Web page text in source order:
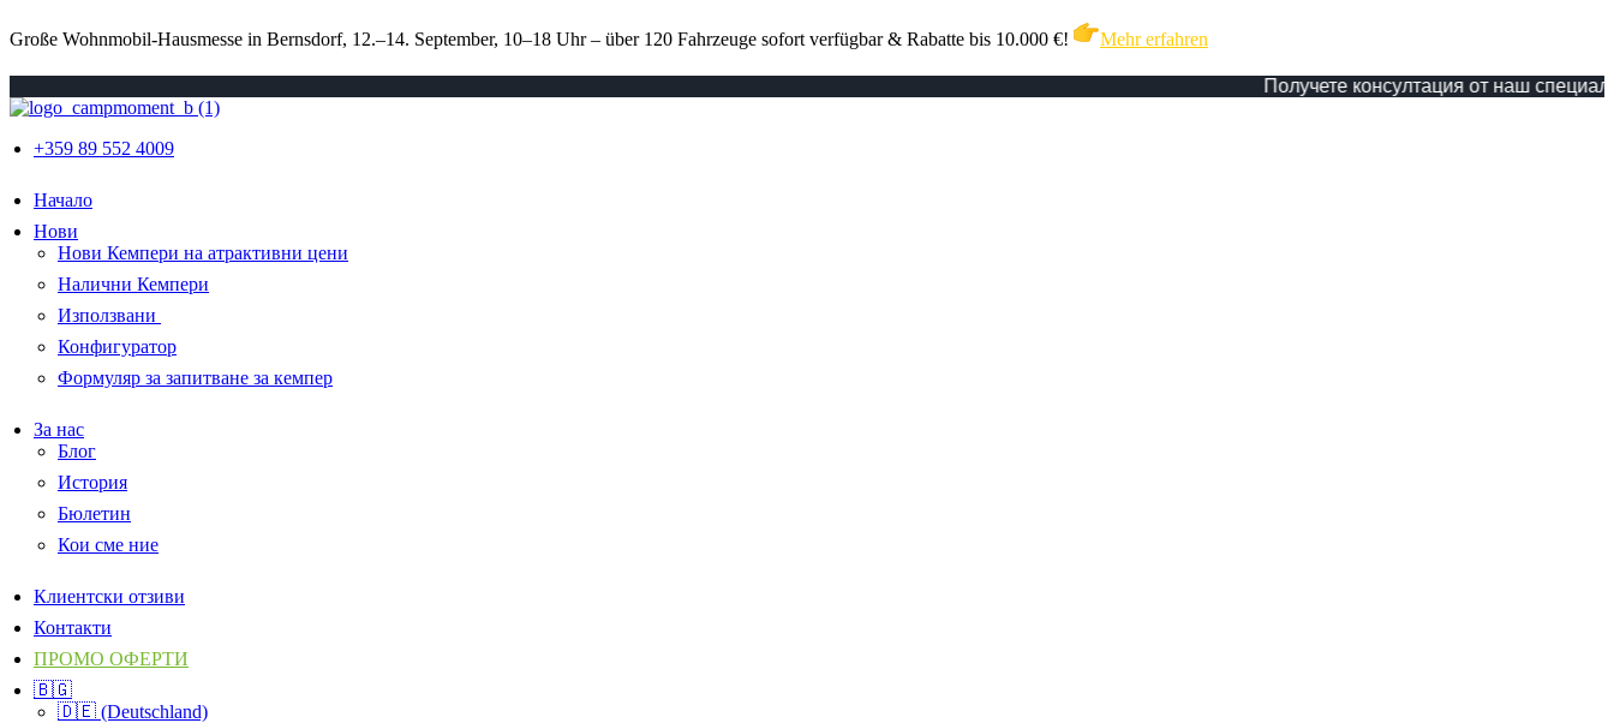
Große Wohnmobil-Hausmesse in Bernsdorf, 12.–14. September, 10–18 Uhr – über 120 Fahrzeuge sofort verfügbar & Rabatte bis 10.000 €! Mehr erfahren
Получете консултация от наш специалист!
+359 89 552 4009
Начало
Нови
Нови Кемпери на атрактивни цени
Налични Кемпери
Използвани
Конфигуратор
Формуляр за запитване за кемпер
За нас
Блог
История
Бюлетин
Кои сме ние
Клиентски отзиви
Контакти
ПРОМО ОФЕРТИ
🇧🇬
🇩🇪 (Deutschland)